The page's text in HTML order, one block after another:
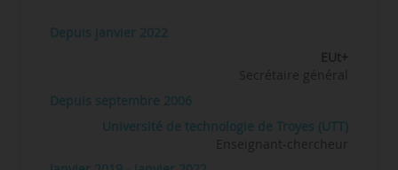
Depuis janvier 2022
EUt+
Secrétaire général
Depuis septembre 2006
Université de technologie de Troyes (UTT)
Enseignant-chercheur